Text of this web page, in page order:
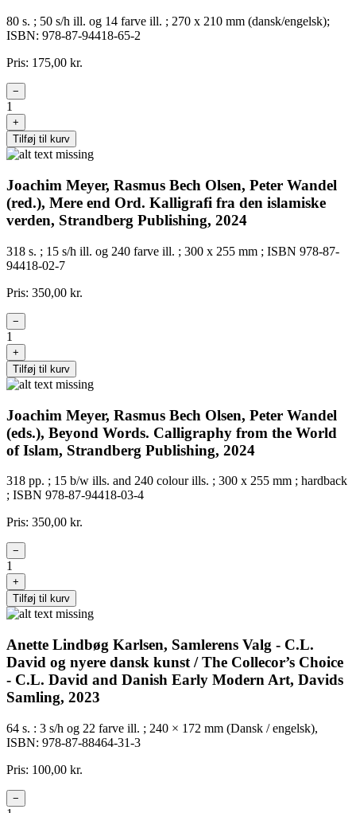
80 s. ; 50 s/h ill. og 14 farve ill. ; 270 x 210 mm (dansk/engelsk);
ISBN: 978-87-94418-65-2
Pris: 175,00 kr.
−
1
+
Tilføj til kurv
Joachim Meyer, Rasmus Bech Olsen, Peter Wandel
(red.), Mere end Ord. Kalligrafi fra den islamiske
verden, Strandberg Publishing, 2024
318 s. ; 15 s/h ill. og 240 farve ill. ; 300 x 255 mm ; ISBN 978-87-
94418-02-7
Pris: 350,00 kr.
−
1
+
Tilføj til kurv
Joachim Meyer, Rasmus Bech Olsen, Peter Wandel
(eds.), Beyond Words. Calligraphy from the World
of Islam, Strandberg Publishing, 2024
318 pp. ; 15 b/w ills. and 240 colour ills. ; 300 x 255 mm ; hardback
; ISBN 978-87-94418-03-4
Pris: 350,00 kr.
−
1
+
Tilføj til kurv
Anette Lindbøg Karlsen, Samlerens Valg - C.L.
David og nyere dansk kunst / The Collecor’s Choice
- C.L. David and Danish Early Modern Art, Davids
Samling, 2023
64 s. : 3 s/h og 22 farve ill. ; 240 × 172 mm (Dansk / engelsk),
ISBN: 978-87-88464-31-3
Pris: 100,00 kr.
−